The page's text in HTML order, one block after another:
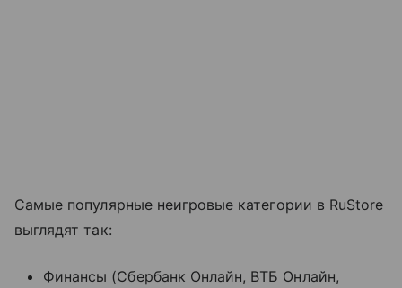
Самые популярные неигровые категории в RuStore
выглядят так:
Финансы (Сбербанк Онлайн, ВТБ Онлайн,